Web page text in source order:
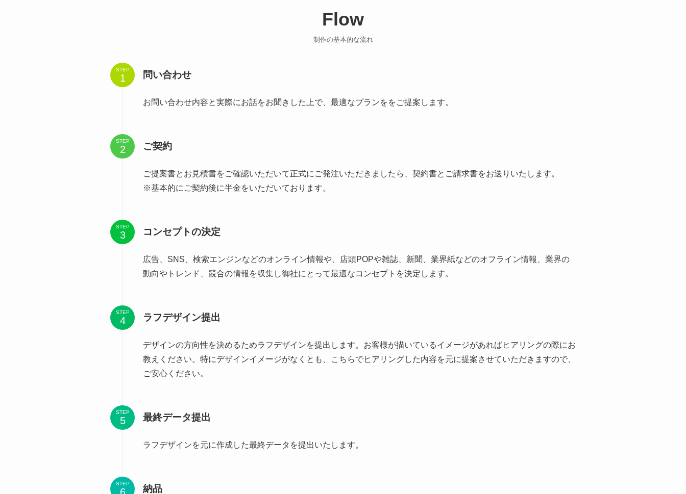
Flow
制作の基本的な流れ
STEP 問い合わせ
お問い合わせ内容と実際にお話をお聞きした上で、最適なプランををご提案します。
STEP ご契約
ご提案書とお見積書をご確認いただいて正式にご発注いただきましたら、契約書とご請求書をお送りいたします。
※基本的にご契約後に半金をいただいております。
STEP コンセプトの決定
広告、SNS、検索エンジンなどのオンライン情報や、店頭POPや雑誌、新聞、業界紙などのオフライン情報、業界の
動向やトレンド、競合の情報を収集し御社にとって最適なコンセプトを決定します。
STEP ラフデザイン提出
デザインの方向性を決めるためラフデザインを提出します。お客様が描いているイメージがあればヒアリングの際にお
教えください。特にデザインイメージがなくとも、こちらでヒアリングした内容を元に提案させていただきますので、
ご安心ください。
STEP 最終データ提出
ラフデザインを元に作成した最終データを提出いたします。
STEP 納品